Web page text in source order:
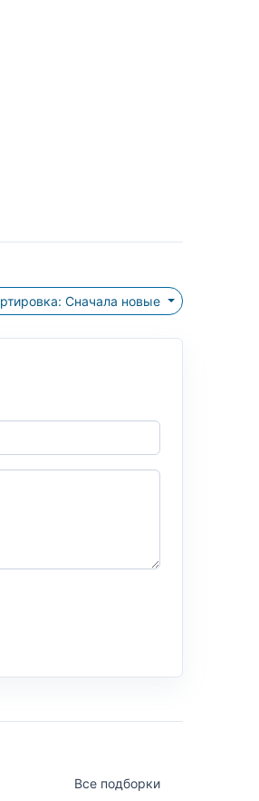
Сортировка: Сначала новые
Все подборки